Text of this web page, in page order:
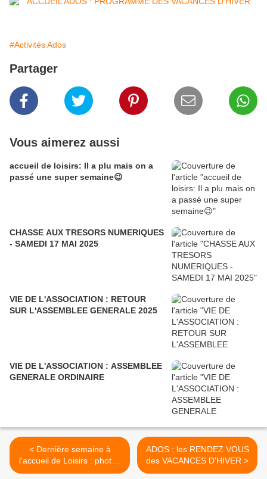
#Activités Ados
Partager
Vous aimerez aussi
accueil de loisirs: Il a plu mais on a
passé une super semaine😉
CHASSE AUX TRESORS NUMERIQUES
- SAMEDI 17 MAI 2025
VIE DE L'ASSOCIATION : RETOUR
SUR L'ASSEMBLEE GENERALE 2025
VIE DE L'ASSOCIATION : ASSEMBLEE
GENERALE ORDINAIRE
< Dernière semaine à
l'accueil de Loisirs : photos
de la dernière sortie
ADOS : les RENDEZ VOUS
des VACANCES D'HIVER >